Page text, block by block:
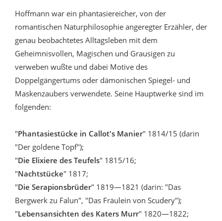
Hoffmann war ein phantasiereicher, von der
romantischen Naturphilosophie angeregter Erzähler, der
genau beobachtetes Alltagsleben mit dem
Geheimnisvollen, Magischen und Grausigen zu
verweben wußte und dabei Motive des
Doppelgängertums oder dämonischen Spiegel- und
Maskenzaubers verwendete. Seine Hauptwerke sind im
folgenden:
"Phantasiestücke in Callot's Manier" 1814/15 (darin
"Der goldene Topf");
"Die Elixiere des Teufels" 1815/16;
"Nachtstücke" 1817;
"Die Serapionsbrüder" 1819—1821 (darin: "Das
Bergwerk zu Falun", "Das Fräulein von Scudery");
"Lebensansichten des Katers Murr" 1820—1822;